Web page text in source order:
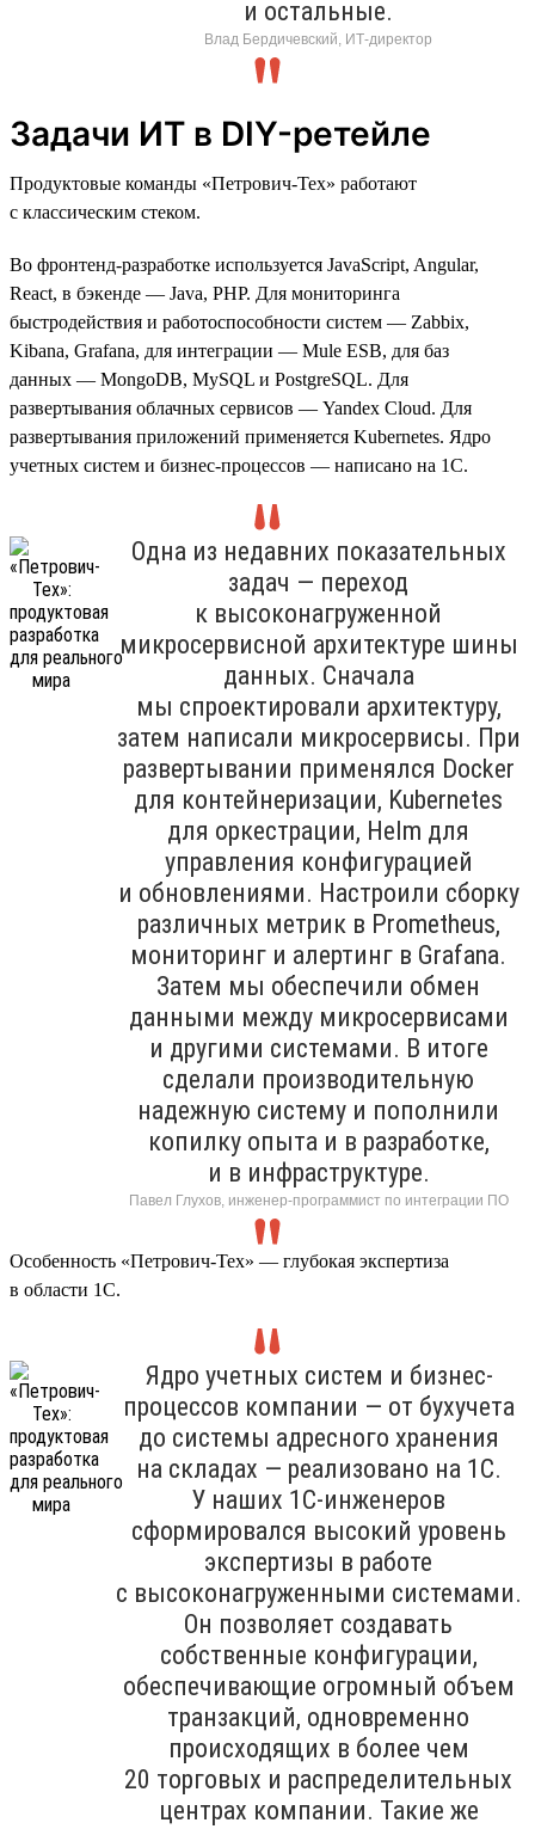
и остальные.
Влад Бердичевский, ИТ-директор
Задачи ИТ в DIY-ретейле
Продуктовые команды «Петрович-Тех» работают
с классическим стеком.
Во фронтенд-разработке используется JavaScript, Angular,
React, в бэкенде — Java, PHP. Для мониторинга
быстродействия и работоспособности систем — Zabbix,
Kibana, Grafana, для интеграции — Mule ESB, для баз
данных — MongoDB, MySQL и PostgreSQL. Для
развертывания облачных сервисов — Yandex Cloud. Для
развертывания приложений применяется Kubernetes. Ядро
учетных систем и бизнес-процессов — написано на 1С.
Одна из недавних показательных
задач — переход
к высоконагруженной
микросервисной архитектуре шины
данных. Сначала
мы спроектировали архитектуру,
затем написали микросервисы. При
развертывании применялся Docker
для контейнеризации, Kubernetes
для оркестрации, Helm для
управления конфигурацией
и обновлениями. Настроили сборку
различных метрик в Prometheus,
мониторинг и алертинг в Grafana.
Затем мы обеспечили обмен
данными между микросервисами
и другими системами. В итоге
сделали производительную
надежную систему и пополнили
копилку опыта и в разработке,
и в инфраструктуре.
Павел Глухов, инженер-программист по интеграции ПО
Особенность «Петрович-Тех» — глубокая экспертиза
в области 1С.
Ядро учетных систем и бизнес-
процессов компании — от бухучета
до системы адресного хранения
на складах — реализовано на 1С.
У наших 1С-инженеров
сформировался высокий уровень
экспертизы в работе
с высоконагруженными системами.
Он позволяет создавать
собственные конфигурации,
обеспечивающие огромный объем
транзакций, одновременно
происходящих в более чем
20 торговых и распределительных
центрах компании. Такие же